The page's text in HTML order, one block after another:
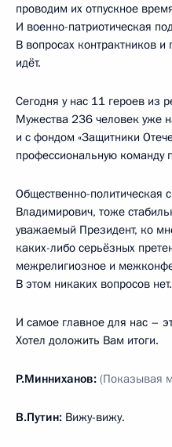
проводим их отпускное
И военно-патриотическая
В вопросах контрактников
идёт.
Сегодня у нас 11 героев из
Мужества 236 человек уже
и с фондом «Защитники
профессиональную команду
Общественно-политическая
Владимирович, тоже
уважаемый Президент, ко
каких-либо серьёзных
межрелигиозное и
В этом никаких вопросов нет.
И самое главное для нас –
Хотел доложить Вам итоги.
Р.Минниханов: (Показывая
В.Путин: Вижу-вижу.